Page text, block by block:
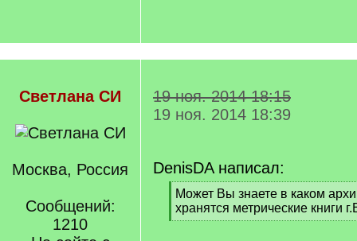
Светлана СИ
Москва, Россия
Сообщений:
1210
19 ноя. 2014 18:15
19 ноя. 2014 18:39
DenisDA написал:
[
q
]
Может Вы знаете в каком
хранятся метрические книги
[